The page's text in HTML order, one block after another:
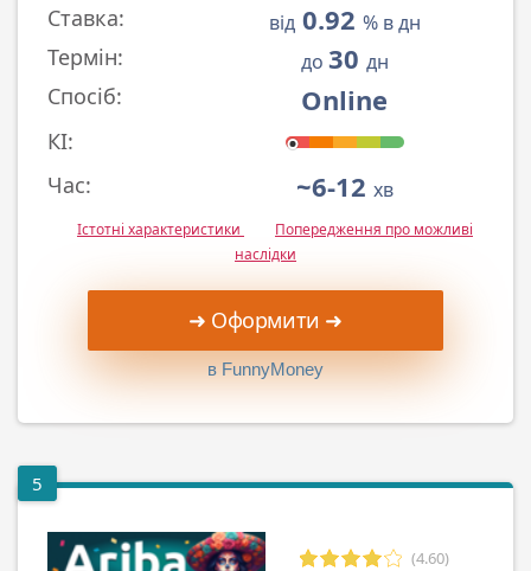
Ставка: від0.92 % в дн
Термін: до 30 дн
Спосіб: Online
КІ:
Час:
~6-12 хв
Істотні характеристики
Попередження про можливі
наслідки
➜ Оформити ➜
в FunnyMoney
5
(4.60)